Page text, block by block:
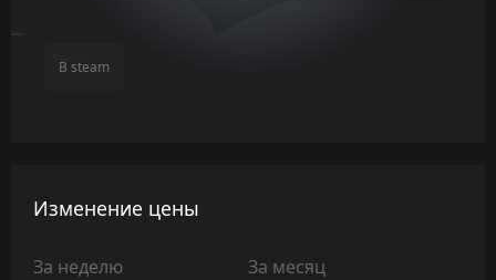
В steam
Изменение цены
За неделю За месяц